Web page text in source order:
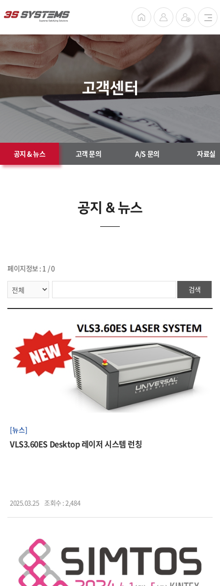
고객센터
공지 & 뉴스 고객 문의 A/S 문의 자료실
공지 & 뉴스
페이지정보 : 1 / 0
검색
[뉴스]
VLS3.60ES Desktop 레이저 시스템 런칭
2025.03.25 조회수 : 2,484